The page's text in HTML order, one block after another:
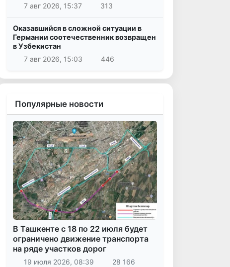
7 авг 2026, 15:37
313
Оказавшийся в сложной ситуации в
Германии соотечественник возвращен
в Узбекистан
7 авг 2026, 15:03
446
Популярные новости
В Ташкенте с 18 по 22 июля будет
ограничено движение транспорта
на ряде участков дорог
19 июля 2026, 08:39 28 166